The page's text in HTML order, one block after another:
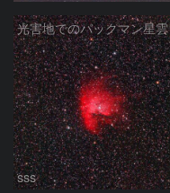
光害地でのパックマン星雲
sss